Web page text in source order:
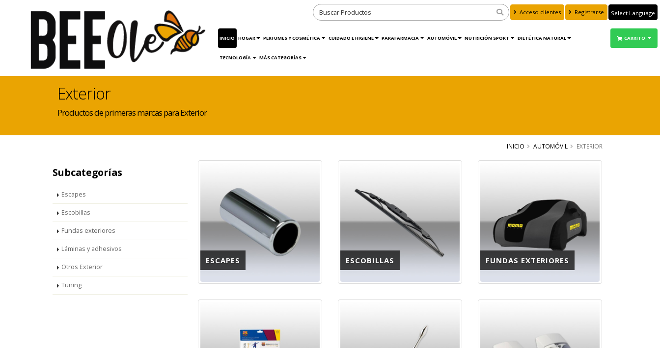
Acceso clientes Registrarse
Translate
INICIO HOGAR PERFUMES Y COSMÉTICA CUIDADO E HIGIENE PARAFARMACIA AUTOMÓVIL NUTRICIÓN SPORT DIETÉTICA NATURAL
TECNOLOGÍA MÁS CATEGORÍAS
CARRITO
Exterior
Productos de primeras marcas para Exterior
INICIO AUTOMÓVIL EXTERIOR
Subcategorías
Escapes
Escobillas
Fundas exteriores
Láminas y adhesivos
Otros Exterior
Tuning
ESCAPES ESCOBILLAS FUNDAS EXTERIORES